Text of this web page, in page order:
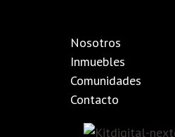
Nosotros
Inmuebles
Comunidades
Contacto